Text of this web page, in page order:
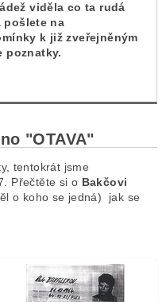
viděla co ta rudá
pošlete na
k již zveřejněným
poznatky.
"OTAVA"
tentokrát jsme
Přečtěte si o Bakčovi
o koho se jedná) jak se